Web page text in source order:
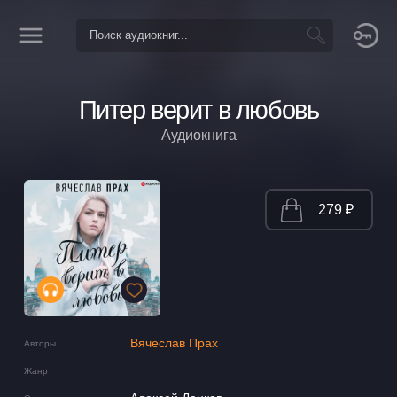
Питер верит в любовь
Аудиокнига
Авторы Вячеслав Прах
Жанр
279 ₽